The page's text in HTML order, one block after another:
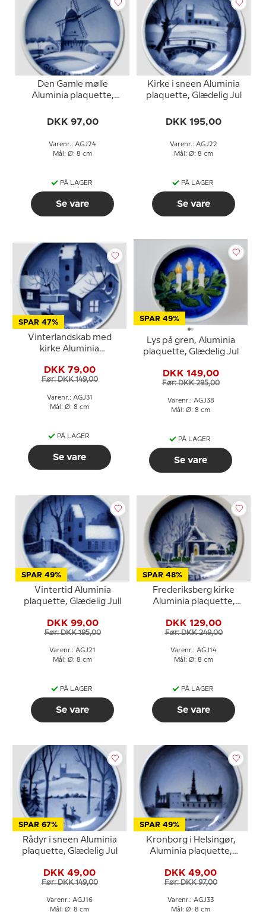
Den Gamle mølle
Aluminia plaquette,
DKK 97,00
Varenr.: AGJ24
Mål: Ø: 8 cm
PÅ LAGER
Se vare
Kirke i sneen Aluminia
plaquette, Glædelig Jul
DKK 195,00
Varenr.: AGJ22
Mål: Ø: 8 cm
PÅ LAGER
Se vare
SPAR 47%
Vinterlandskab med
kirke Aluminia
DKK 79,00
Før: DKK 149,00
Varenr.: AGJ31
Mål: Ø: 8 cm
PÅ LAGER
Se vare
SPAR 49%
Lys på gren, Aluminia
plaquette, Glædelig Jul
DKK 149,00
Før: DKK 295,00
Varenr.: AGJ38
Mål: Ø: 8 cm
PÅ LAGER
Se vare
SPAR 49%
Vintertid Aluminia
plaquette, Glædelig Jull
DKK 99,00
Før: DKK 195,00
Varenr.: AGJ21
Mål: Ø: 8 cm
PÅ LAGER
Se vare
SPAR 48%
Frederiksberg kirke
Aluminia plaquette,
DKK 129,00
Før: DKK 249,00
Varenr.: AGJ14
Mål: Ø: 8 cm
PÅ LAGER
Se vare
SPAR 67%
Rådyr i sneen Aluminia
plaquette, Glædelig Jul
DKK 49,00
Før: DKK 149,00
Varenr.: AGJ16
Mål: Ø: 8 cm
SPAR 49%
Kronborg i Helsingør,
Aluminia plaquette,
DKK 49,00
Før: DKK 97,00
Varenr.: AGJ33
Mål: Ø: 8 cm